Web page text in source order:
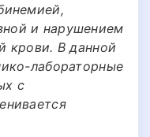
и нарушением
крови. В данной
лабораторные
с